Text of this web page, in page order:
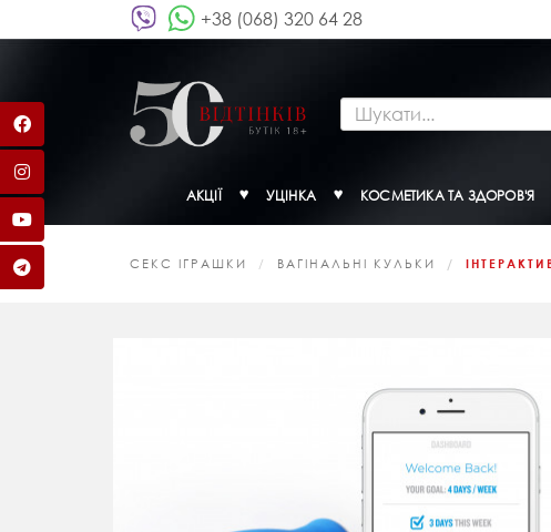
+38 (068) 320 64 28
АКЦІЇ УЦІНКА КОСМЕТИКА ТА ЗДОРОВ'Я
СЕКС ІГРАШКИ ВАГІНАЛЬНІ КУЛЬКИ